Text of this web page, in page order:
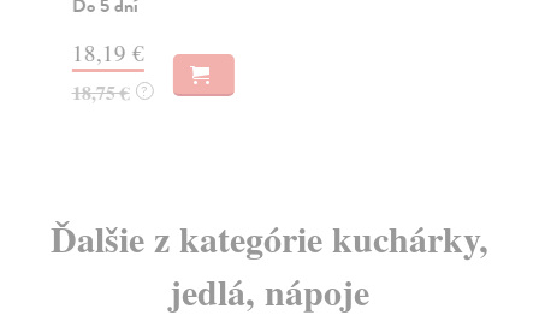
Do 5 dní
18,19 €
18,75 € ?
Ďalšie z kategórie kuchárky,
jedlá, nápoje